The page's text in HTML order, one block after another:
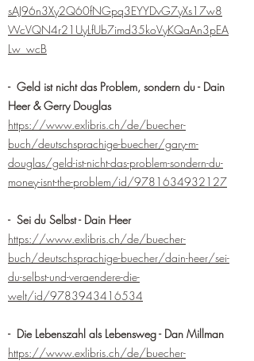
sAJ96n3Xy2Q60fNGpq3EYYDvG7yXs17w8
WcVQN4r21UyLfUb7imd35koVyKQaAn3pEA
Lw_wcB
- Geld ist nicht das Problem, sondern du - Dain
Heer & Gerry Douglas
https://www.exlibris.ch/de/buecher-
buch/deutschsprachige-buecher/gary-m-
douglas/geld-ist-nicht-das-problem-sondern-du-
money-isnt-the-problem/id/9781634932127
- Sei du Selbst - Dain Heer
https://www.exlibris.ch/de/buecher-
buch/deutschsprachige-buecher/dain-heer/sei-
du-selbst-und-veraendere-die-
welt/id/9783943416534
- Die Lebenszahl als Lebensweg - Dan Millman
https://www.exlibris.ch/de/buecher-